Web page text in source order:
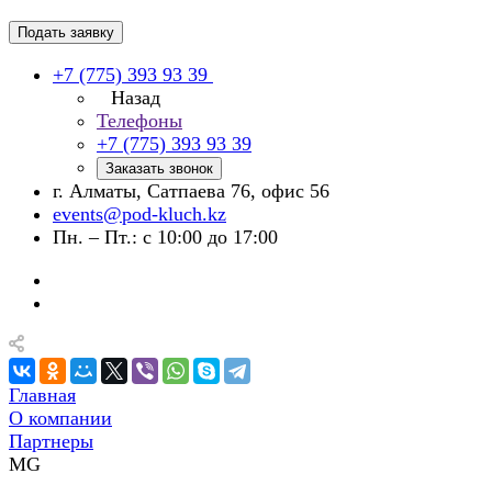
Подать заявку
+7 (775) 393 93 39
Назад
Телефоны
+7 (775) 393 93 39
Заказать звонок
г. Алматы, Сатпаева 76, офис 56
events@pod-kluch.kz
Пн. – Пт.: с 10:00 до 17:00
Главная
О компании
Партнеры
MG